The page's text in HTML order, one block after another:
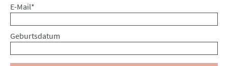
Pflichtfeld
E-Mail*
Geburtsdatum